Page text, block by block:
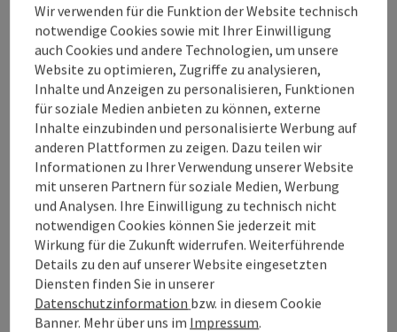
Die Einrichtung umfasst unter anderem:
FDM 3D-Drucker
SLA 3D-Drucker
Laser Cutter
Mikrocontroller (Arduino, ESP32)
Elektronikwerkzeug (Multimeter, Oszilloskope)
Einplatinencomputer (Raspberry Pis)
Kontakt
Öffnungszeiten
Wir verwenden für die Funktion der Website technisch
notwendige Cookies sowie mit Ihrer Einwilligung
auch Cookies und andere Technologien, um unsere
Website zu optimieren, Zugriffe zu analysieren,
Inhalte und Anzeigen zu personalisieren, Funktionen
für soziale Medien anbieten zu können, externe
Inhalte einzubinden und personalisierte Werbung auf
anderen Plattformen zu zeigen. Dazu teilen wir
Informationen zu Ihrer Verwendung unserer Website
mit unseren Partnern für soziale Medien, Werbung
und Analysen. Ihre Einwilligung zu technisch nicht
notwendigen Cookies können Sie jederzeit mit
Wirkung für die Zukunft widerrufen. Weiterführende
Details zu den auf unserer Website eingesetzten
Diensten finden Sie in unserer
Datenschutzinformation bzw. in diesem Cookie
Banner. Mehr über uns im Impressum.